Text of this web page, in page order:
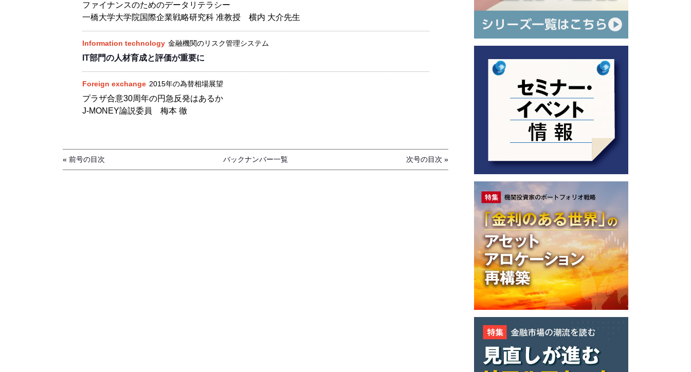
ファイナンスのためのデータリテラシー
一橋大学大学院国際企業戦略研究科 准教授 横内 大介先生
Information technology 金融機関のリスク管理システム
IT部門の人材育成と評価が重要に
Foreign exchange 2015年の為替相場展望
プラザ合意30周年の円急反発はあるか
J-MONEY論説委員 梅本 徹
« 前号の目次 バックナンバー一覧 次号の目次 »